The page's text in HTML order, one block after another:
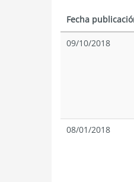
Fecha
09/10/2018
08/01/2018